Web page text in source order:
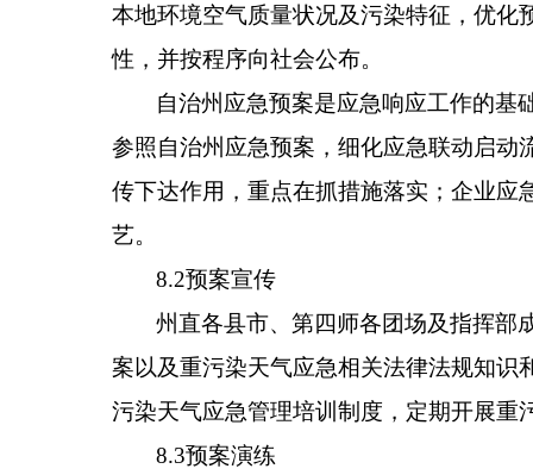
本地环境空气质量状况及污染特征，优化
性，并按程序向社会公布。
自治州应急预案是应急响应工作的基
参照自治州应急预案，细化应急联动启动
传下达作用，重点在抓措施落实；企业应
艺。
8.2预案宣传
州直各县市、第四师各团场及指挥部
案以及重污染天气应急相关法律法规知识
污染天气应急管理培训制度，定期开展重
8.3预案演练